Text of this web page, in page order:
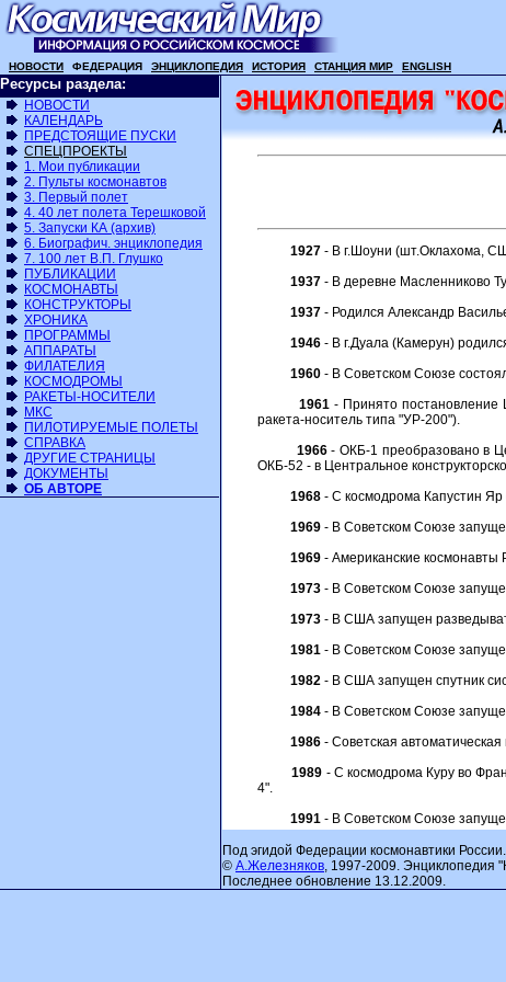
НОВОСТИ ФЕДЕРАЦИЯ ЭНЦИКЛОПЕДИЯ ИСТОРИЯ СТАНЦИЯ МИР ENGLISH
Ресурсы раздела:
НОВОСТИ
КАЛЕНДАРЬ
ПРЕДСТОЯЩИЕ ПУСКИ
СПЕЦПРОЕКТЫ
1. Мои публикации
2. Пульты космонавтов
3. Первый полет
4. 40 лет полета Терешковой
5. Запуски КА (архив)
6. Биографич. энциклопедия
7. 100 лет В.П. Глушко
ПУБЛИКАЦИИ
КОСМОНАВТЫ
КОНСТРУКТОРЫ
ХРОНИКА
ПРОГРАММЫ
АППАРАТЫ
ФИЛАТЕЛИЯ
КОСМОДРОМЫ
РАКЕТЫ-НОСИТЕЛИ
МКС
ПИЛОТИРУЕМЫЕ ПОЛЕТЫ
СПРАВКА
ДРУГИЕ СТРАНИЦЫ
ДОКУМЕНТЫ
ОБ АВТОРЕ
1927 - В г.Шоуни (шт.Оклахома,
1937 - В деревне Масленниково
1937 - Родился Александр
1946 - В г.Дуала (Камерун)
1960 - В Советском Союзе
1961 - Принято
ракета-носитель типа "УР-200").
1966- ОКБ-1 преобразовано в
ОКБ-52 - в Центральное
1968 - С космодрома Капустин Яр
1969 - В Советском Союзе
1969 - Американские космонавты
1973 - В Советском Союзе
1973 - В США запущен
1981 - В Советском Союзе
1982 - В США запущен спутник
1984 - В Советском Союзе
1986 - Советская
1989 - С космодрома Куру во
4".
1991 - В Советском Союзе
Под эгидой Федерации космонавтики России.
© А.Железняков, 1997-2009. Энциклопедия
Последнее обновление 13.12.2009.